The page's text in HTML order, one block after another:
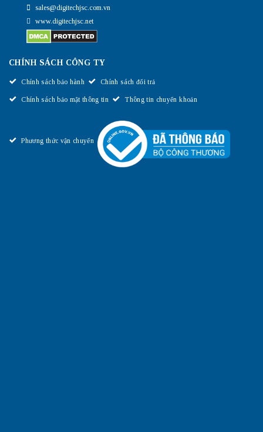
sales@digitechjsc.com.vn
www.digitechjsc.net
CHÍNH SÁCH CÔNG TY
Chính sách bảo hành Chính sách đổi trả
Chính sách bảo mật thông tin Thông tin chuyển khoản
Phương thức vận chuyển